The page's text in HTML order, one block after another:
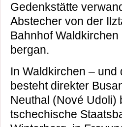
Gedenkstätte
Abstecher von der
Bahnhof
bergan.
In Waldkirchen –
besteht direkter
Neuthal (Nové Udoli)
tschechische